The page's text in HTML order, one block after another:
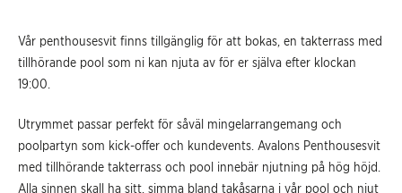
Vår penthousesvit finns tillgänglig för att bokas, en takterrass med
tillhörande pool som ni kan njuta av för er själva efter klockan
19:00.
Utrymmet passar perfekt för såväl mingelarrangemang och
poolpartyn som kick-offer och kundevents. Avalons Penthousesvit
med tillhörande takterrass och pool innebär njutning på hög höjd.
Alla sinnen skall ha sitt, simma bland takåsarna i vår pool och njut